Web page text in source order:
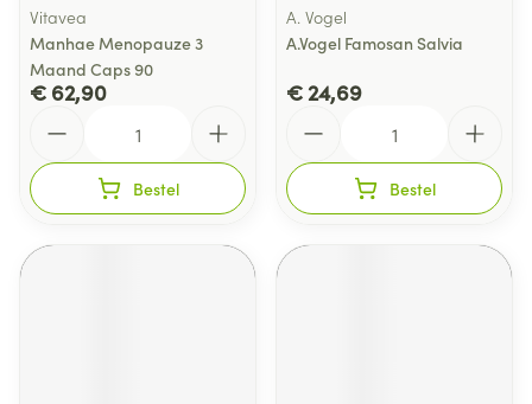
Vitavea
Manhae Menopauze 3
Maand Caps 90
€ 62,90
Bestel
A. Vogel
A.Vogel Famosan Salvia
€ 24,69
Bestel